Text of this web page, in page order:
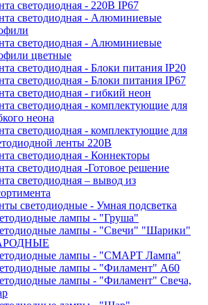
светодиодная - 220В IP67
светодиодная - Алюминиевые
светодиодная - Алюминиевые
цветные
светодиодная - Блоки питания IP20
светодиодная - Блоки питания IP67
светодиодная - гибкий неон
светодиодная - комплектующие для
неона
светодиодная - комплектующие для
ленты 220В
светодиодная - Коннекторы
светодиодная -Готовое решение
светодиодная – вывод из
светодиодные - Умная подсветка
лампы - "Груша"
лампы - "Свечи" "Шарики"
лампы - "СМАРТ Лампа"
лампы - "Филамент" A60
лампы - "Филамент" Свеча,